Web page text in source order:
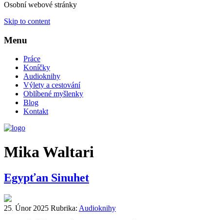
Osobní webové stránky
Skip to content
Menu
Práce
Koníčky
Audioknihy
Výlety a cestování
Oblíbené myšlenky
Blog
Kontakt
Mika Waltari
Egypťan Sinuhet
25. Únor 2025 Rubrika: Audioknihy